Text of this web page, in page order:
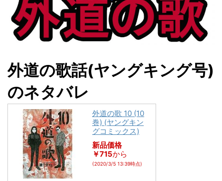
外道の歌話(ヤングキング号)
のネタバレ
外道の歌 10 (10
巻) (ヤングキン
グコミックス)
新品価格
￥715から
(2020/3/5 13:39時点)